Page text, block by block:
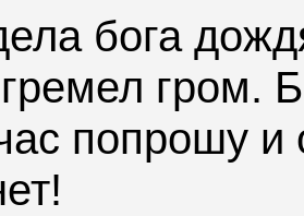
бога
гром.
попрошу и